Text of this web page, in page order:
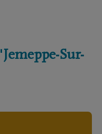
'Jemeppe-Sur-